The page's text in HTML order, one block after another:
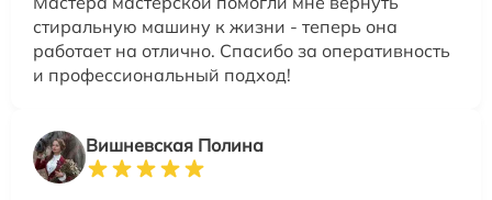
стиральную машину к жизни - теперь она
работает на отлично. Спасибо за оперативность
и профессиональный подход!
Вишневская Полина